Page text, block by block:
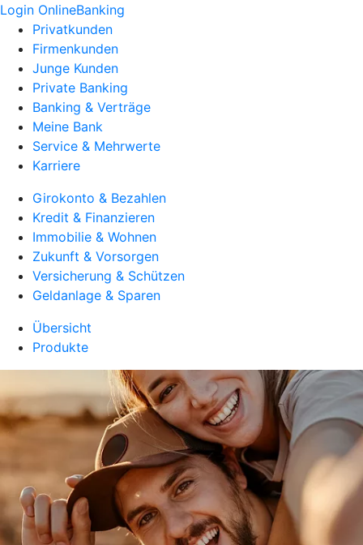
Login OnlineBanking
Privatkunden
Firmenkunden
Junge Kunden
Private Banking
Banking & Verträge
Meine Bank
Service & Mehrwerte
Karriere
Girokonto & Bezahlen
Kredit & Finanzieren
Immobilie & Wohnen
Zukunft & Vorsorgen
Versicherung & Schützen
Geldanlage & Sparen
Übersicht
Produkte